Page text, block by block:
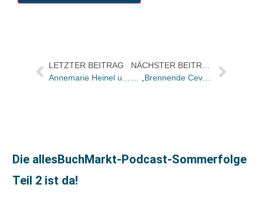
LETZTER BEITRAG
Die allesBuchMarkt-Podcast-Sommerfolge
Teil 2 ist da!